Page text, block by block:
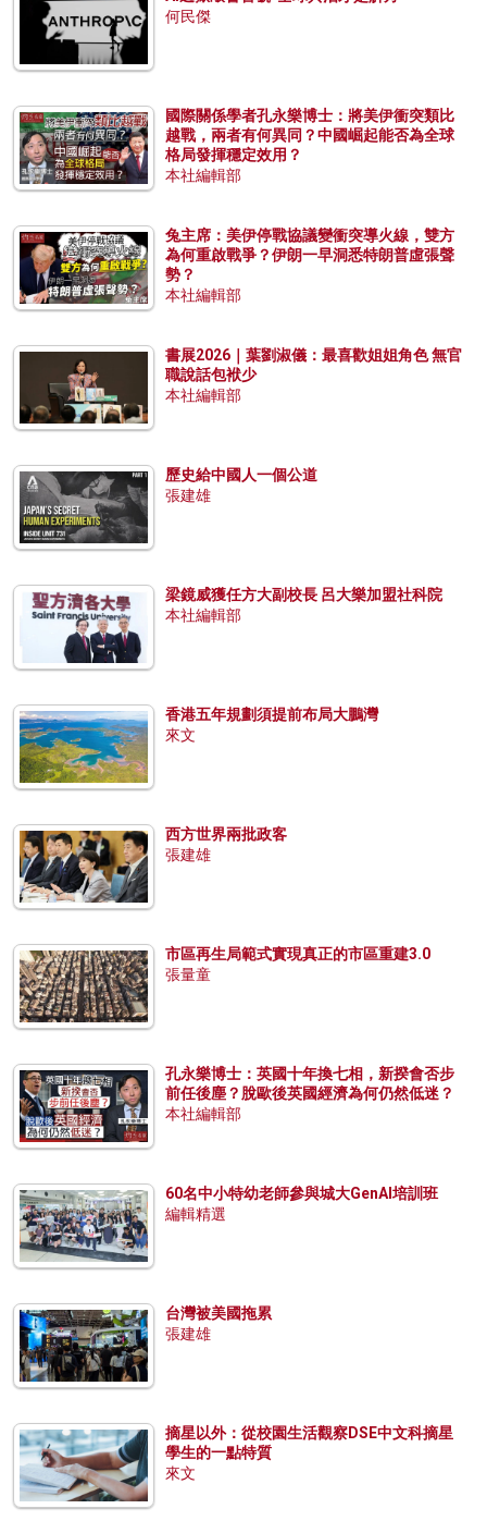
何民傑
國際關係學者孔永樂博士：將美伊衝突類比
越戰，兩者有何異同？中國崛起能否為全球
格局發揮穩定效用？
本社編輯部
兔主席：美伊停戰協議變衝突導火線，雙方
為何重啟戰爭？伊朗一早洞悉特朗普虛張聲
勢？
本社編輯部
書展2026｜葉劉淑儀：最喜歡姐姐角色 無官
職說話包袱少
本社編輯部
歷史給中國人一個公道
張建雄
梁鏡威獲任方大副校長 呂大樂加盟社科院
本社編輯部
香港五年規劃須提前布局大鵬灣
來文
西方世界兩批政客
張建雄
市區再生局範式實現真正的市區重建3.0
張量童
孔永樂博士：英國十年換七相，新揆會否步
前任後塵？脫歐後英國經濟為何仍然低迷？
本社編輯部
60名中小特幼老師參與城大GenAI培訓班
編輯精選
台灣被美國拖累
張建雄
摘星以外：從校園生活觀察DSE中文科摘星
學生的一點特質
來文